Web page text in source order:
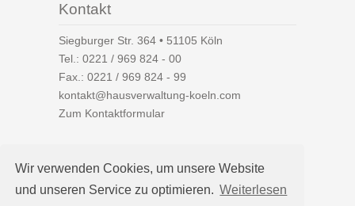
Wir verwenden Cookies, um unsere Website
und unseren Service zu optimieren. Weiterlesen
Kontakt
Siegburger Str. 364 • 51105 Köln
Tel.: 0221 / 969 824 - 00
Fax.: 0221 / 969 824 - 99
kontakt@hausverwaltung-koeln.com
Zum Kontaktformular
Auf einen Blick